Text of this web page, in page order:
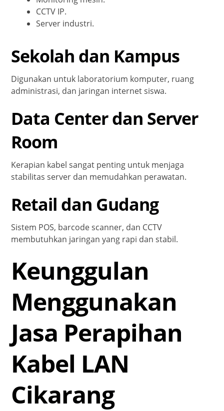
CCTV IP.
Server industri.
Sekolah dan Kampus
Digunakan untuk laboratorium komputer, ruang
administrasi, dan jaringan internet siswa.
Data Center dan Server
Room
Kerapian kabel sangat penting untuk menjaga
stabilitas server dan memudahkan perawatan.
Retail dan Gudang
Sistem POS, barcode scanner, dan CCTV
membutuhkan jaringan yang rapi dan stabil.
Keunggulan
Menggunakan
Jasa Perapihan
Kabel LAN
Cikarang